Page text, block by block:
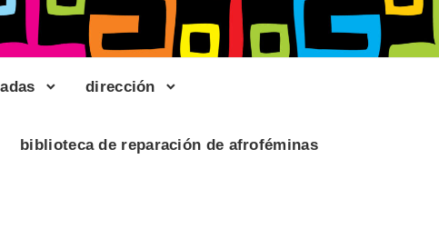
dirección
biblioteca de reparación de afroféminas